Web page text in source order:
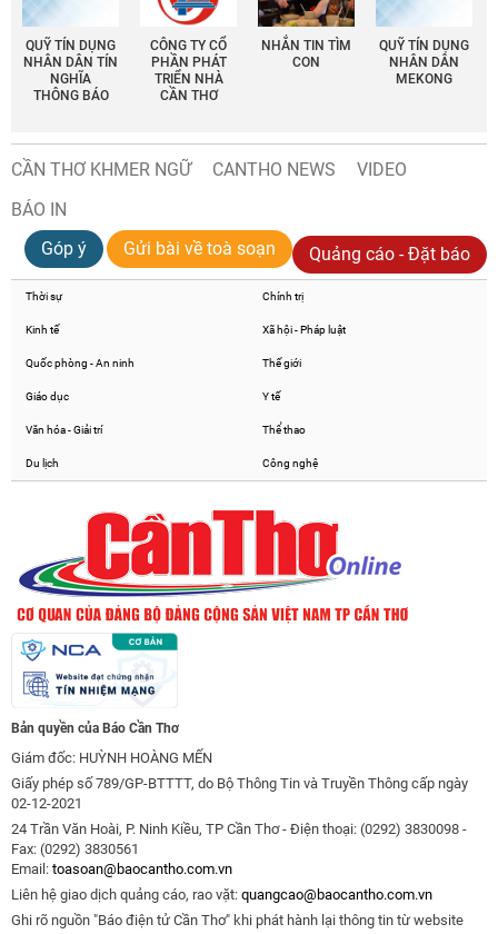
QUỸ TÍN DỤNG
NHÂN DÂN TÍN
NGHĨA
THÔNG BÁO
CÔNG TY CỔ
PHẦN PHÁT
TRIỂN NHÀ
CẦN THƠ
NHẮN TIN TÌM
CON
QUỸ TÍN DỤNG
NHÂN DÂN
MEKONG
CẦN THƠ KHMER NGỮ CANTHO NEWS
VIDEO
BÁO IN
Góp ý
Gửi bài về toà soạn Quảng cáo - Đặt báo
Thời sự Chính trị
Kinh tế Xã hội - Pháp luật
Quốc phòng - An ninh Thế giới
Giáo dục Y tế
Văn hóa - Giải trí Thể thao
Du lịch Công nghệ
Bản quyền của Báo Cần Thơ
Giám đốc: HUỲNH HOÀNG MẾN
Giấy phép số 789/GP-BTTTT, do Bộ Thông Tin và Truyền Thông cấp ngày
02-12-2021
24 Trần Văn Hoài, P. Ninh Kiều, TP Cần Thơ - Điện thoại: (0292) 3830098 -
Fax: (0292) 3830561
Email: toasoan@baocantho.com.vn
Liên hệ giao dịch quảng cáo, rao vặt: quangcao@baocantho.com.vn
Ghi rõ nguồn "Báo điện tử Cần Thơ" khi phát hành lại thông tin từ website